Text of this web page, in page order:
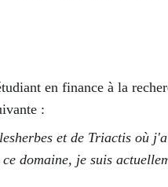
en finance à la
:
et de Triactis où
domaine, je suis